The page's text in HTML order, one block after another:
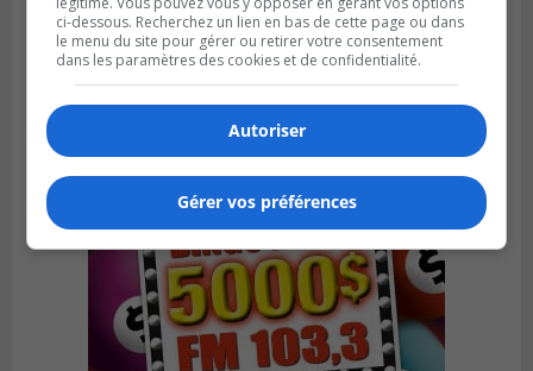
Longueuil injecte 1,5 M$ pour moderniser
deux stations de pompage
ci-dessous. Recherchez un lien en bas de cette page ou dans
le menu du site pour gérer ou retirer votre consentement
dans les paramètres des cookies et de confidentialité.
Autoriser
Gérer vos préférences